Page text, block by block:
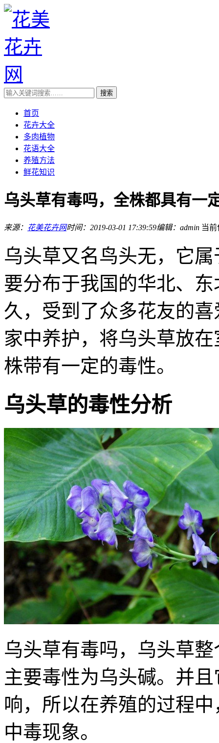
首页
花卉大全
多肉植物
花语大全
养殖方法
鲜花知识
乌头草有毒吗，全株都具有一
来源： 花美花卉网时间：2019-03-01 17:39:59编辑：admin 当
乌头草又名鸟头无，它
要分布于我国的华北、
久，受到了众多花友的
家中养护，将乌头草放
株带有一定的毒性。
乌头草的毒性分析
乌头草有毒吗，乌头草
主要毒性为乌头碱。并
响，所以在养殖的过程
中毒现象。